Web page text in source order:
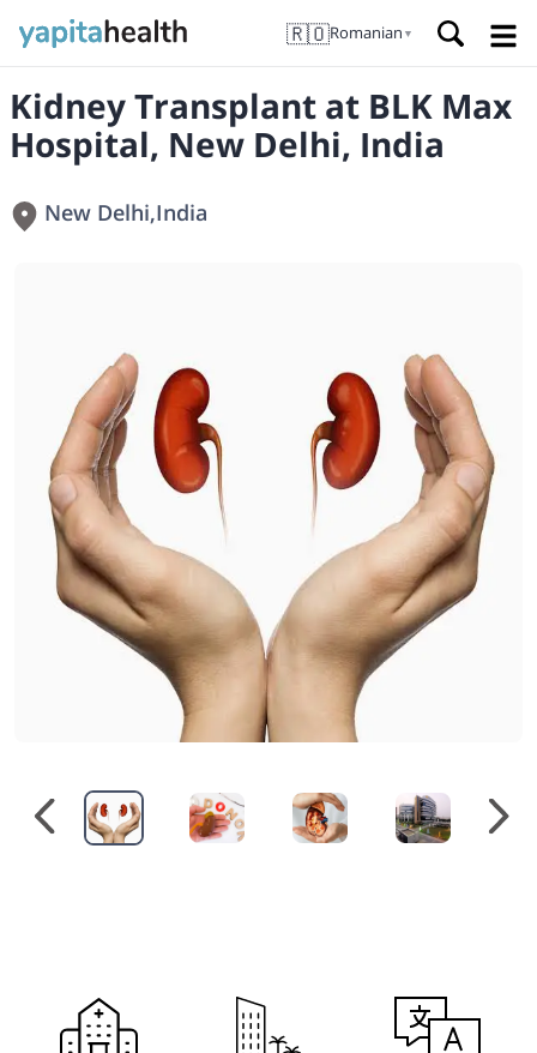
🇷🇴Romanian ▼
Kidney Transplant at BLK Max
Hospital, New Delhi, India
New Delhi,India